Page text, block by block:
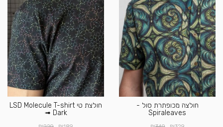
חולצה מכופתרת סול -
Spiraleaves
חולצת טי LSD Molecule T-shirt
➟ Dark